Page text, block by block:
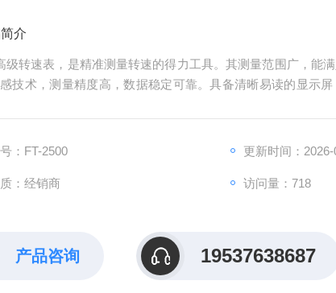
介
级转速表，是精准测量转速的得力工具。其测量范围广，能
技术，测量精度高，数据稳定可靠。具备清晰易读的显示
需复杂培训即可上手。无论是工业生产中的设备监测，还是
：FT-2500
更新时间：2026-
：经销商 访问量：718
产品咨询 19537638687